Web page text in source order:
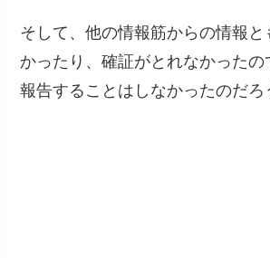
そして、他の情報筋からの情報と
かったり、確証がとれなかったの
報告することはしなかったのだろ